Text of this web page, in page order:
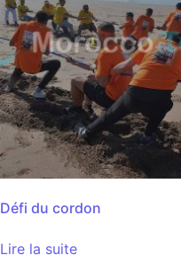
Défi du cordon
Lire la suite